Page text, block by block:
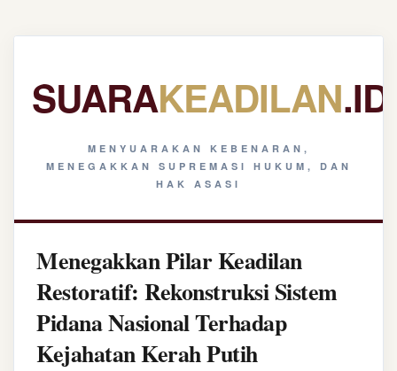
SUARAKEADILAN.ID
MENYUARAKAN KEBENARAN,
MENEGAKKAN SUPREMASI HUKUM, DAN
HAK ASASI
Menegakkan Pilar Keadilan
Restoratif: Rekonstruksi Sistem
Pidana Nasional Terhadap
Kejahatan Kerah Putih